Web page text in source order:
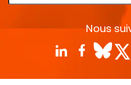
Nous